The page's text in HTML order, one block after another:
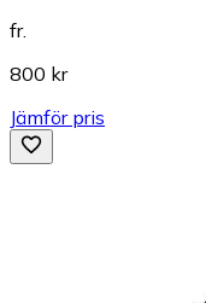
fr.
800 kr
Jämför pris